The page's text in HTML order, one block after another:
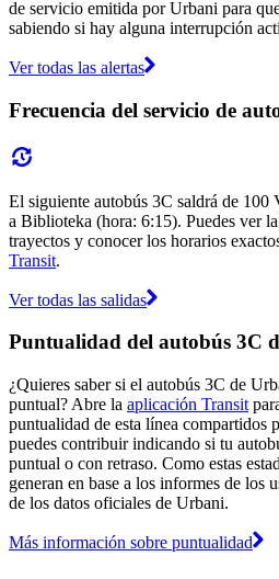
de servicio emitida por Urbani para
sabiendo si hay alguna interrupción
Ver todas las alertas
Frecuencia del servicio de
El siguiente autobús 3C saldrá de
a Biblioteka (hora: 6:15). Puedes ver
trayectos y conocer los horarios
Transit.
Ver todas las salidas
Puntualidad del autobús 3C
¿Quieres saber si el autobús 3C de
puntual? Abre la aplicación Transit
puntualidad de esta línea compartidos
puedes contribuir indicando si tu
puntual o con retraso. Como estas
generan en base a los informes de los
de los datos oficiales de Urbani.
Más información sobre puntualidad